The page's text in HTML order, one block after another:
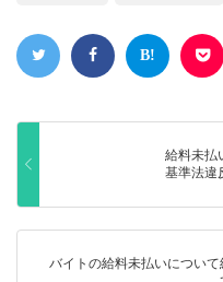
給料未払
基準法違
バイトの給料未払いについ